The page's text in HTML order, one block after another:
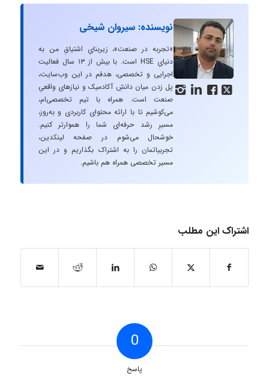
   
نویسنده: سیروان شیخی
«تجربه در صنعت»، زیربنایِ اشتیاقِ من به
دنیایِ HSE است. با بیش از ۱۳ سال فعالیت
اجرایی و تخصصی، هدفم در این وب‌سایت،
پل زدن میان دانشِ آکادمیک و نیازهای واقعیِ
صنعت است. همراه با تیم تخصصی‌ام،
می‌کوشیم تا با ارائه محتوای کاربردی و به‌روز،
مسیرِ رشد حرفه‌ای شما را هموارتر کنیم.
خوشحال می‌شوم در صفحه لینکدین،
تجربیاتمان را به اشتراک بگذاریم و در این
مسیر تخصصی همراه هم باشیم.
اشتراک این مطلب
0
پاسخ